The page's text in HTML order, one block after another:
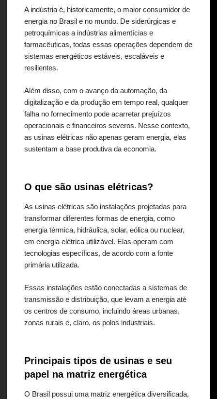
A indústria é, historicamente, o maior consumidor de
energia no Brasil e no mundo. De siderúrgicas e
petroquímicas a indústrias alimentícias e
farmacêuticas, todas essas operações dependem de
sistemas energéticos estáveis, escaláveis e
resilientes.
Além disso, com o avanço da automação, da
digitalização e da produção em tempo real, qualquer
falha no fornecimento pode acarretar prejuízos
operacionais e financeiros severos. Nesse contexto,
as usinas elétricas não apenas geram energia, elas
sustentam a base produtiva da economia.
O que são usinas elétricas?
As usinas elétricas são instalações projetadas para
transformar diferentes formas de energia, como
energia térmica, hidráulica, solar, eólica ou nuclear,
em energia elétrica utilizável. Elas operam com
tecnologias específicas, de acordo com a fonte
primária utilizada.
Essas instalações estão conectadas a sistemas de
transmissão e distribuição, que levam a energia até
os centros de consumo, incluindo áreas urbanas,
zonas rurais e, claro, os polos industriais.
Principais tipos de usinas e seu
papel na matriz energética
O Brasil possui uma matriz energética diversificada,